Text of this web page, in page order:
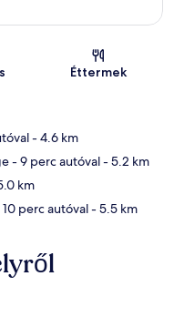
Éttermek
- 4.6 km
- 9 perc autóval- 5.2 km
km
perc autóval- 5.5 km